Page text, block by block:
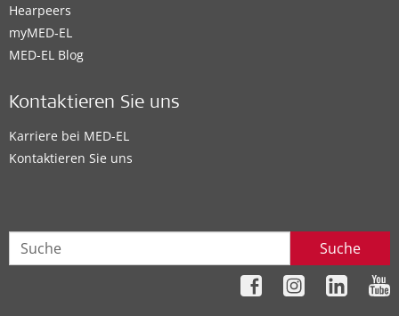
Hearpeers
myMED‑EL
MED-EL Blog
Kontaktieren Sie uns
Karriere bei MED-EL
Kontaktieren Sie uns
Suche